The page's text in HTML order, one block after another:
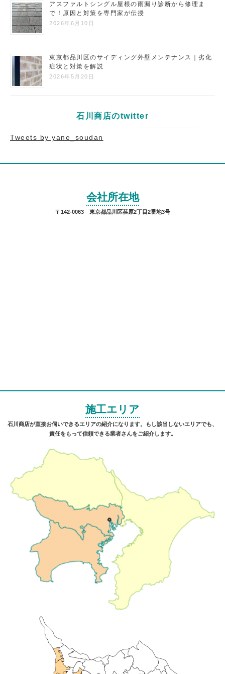
アスファルトシングル屋根の雨漏り診断から修理ま
で！原因と対策を専門家が伝授
2026年6月10日
東京都品川区のサイディング外壁メンテナンス｜劣化
症状と対策を解説
2026年5月20日
石川商店のtwitter
Tweets by yane_soudan
会社所在地
〒142-0063 東京都品川区荏原2丁目2番地3号
施工エリア
石川商店が直接お伺いできるエリアの紹介になります。もし該当しないエリアでも、
責任をもって信頼できる業者さんをご紹介します。